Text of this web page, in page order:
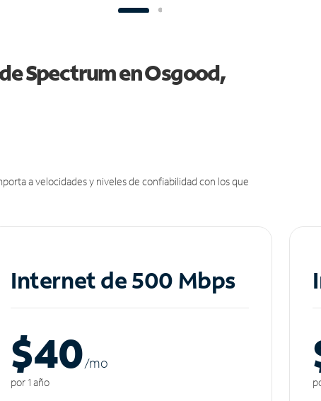
Spectrum en Osgood,
a velocidades y niveles de confiabilidad con los que
Internet de 500 Mbps
$40/mo
por 1 año